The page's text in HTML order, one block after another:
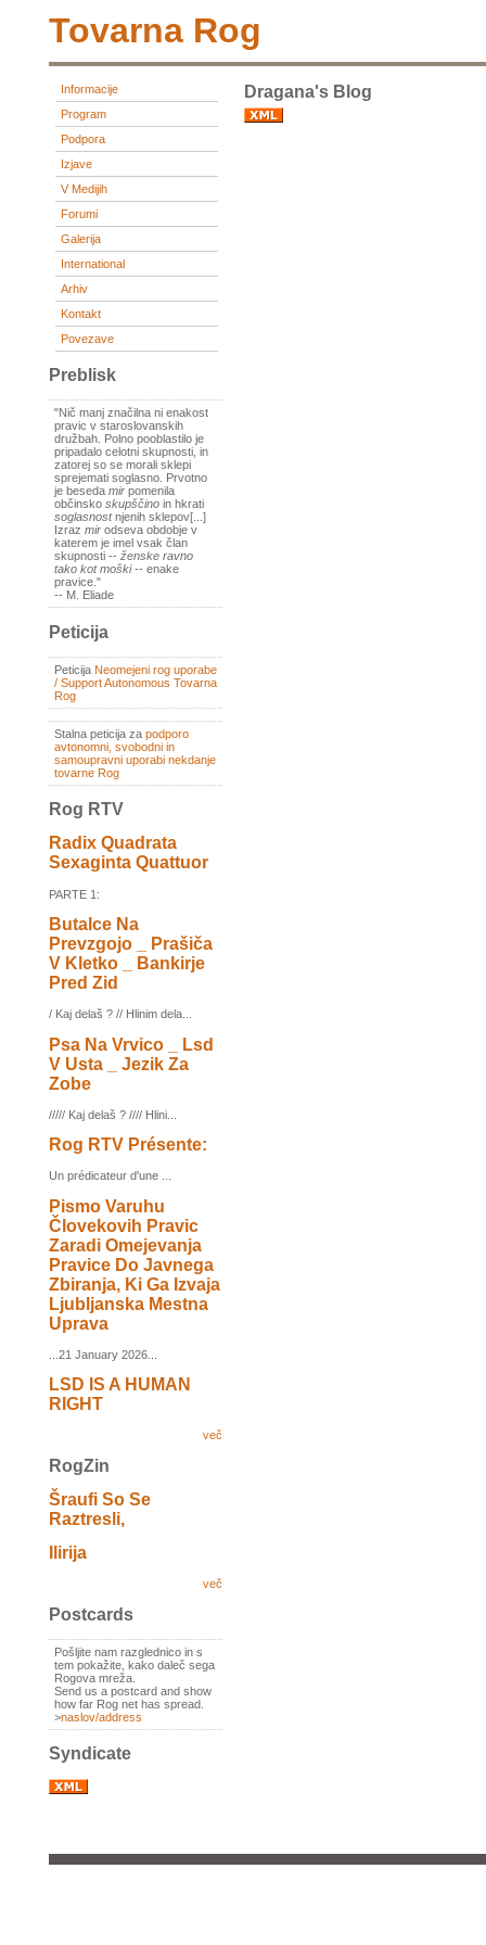
Tovarna Rog
Informacije
Program
Podpora
Izjave
V Medijih
Forumi
Galerija
International
Arhiv
Kontakt
Povezave
Preblisk
"Nič manj značilna ni enakost
pravic v staroslovanskih
družbah. Polno pooblastilo je
pripadalo celotni skupnosti, in
zatorej so se morali sklepi
sprejemati soglasno. Prvotno
je beseda mir pomenila
občinsko skupščino in hkrati
soglasnostnjenih sklepov[...]
Izraz mir odseva obdobje v
katerem je imel vsak član
skupnosti -- ženske ravno
tako kot moški-- enake
pravice."
-- M. Eliade
Peticija
Peticija Neomejeni rog uporabe
/ Support Autonomous Tovarna
Rog
Stalna peticija za podporo
avtonomni, svobodni in
samoupravni uporabi nekdanje
tovarne Rog
Rog RTV
Radix Quadrata
Sexaginta Quattuor
PARTE 1:
Butalce Na
Prevzgojo _ Prašiča
V Kletko _ Bankirje
Pred Zid
/ Kaj delaš ? // Hlinim dela...
Psa Na Vrvico _ Lsd
V Usta _ Jezik Za
Zobe
///// Kaj delaš ? //// Hlini...
Rog RTV Présente:
Un prédicateur d'une ...
Pismo Varuhu
Človekovih Pravic
Zaradi Omejevanja
Pravice Do Javnega
Zbiranja, Ki Ga Izvaja
Ljubljanska Mestna
Uprava
...21 January 2026...
LSD IS A HUMAN
RIGHT
več
RogZin
Šraufi So Se
Raztresli,
Ilirija
več
Postcards
Pošljite nam razglednico in s
tem pokažite, kako daleč sega
Rogova mreža.
Send us a postcard and show
how far Rog net has spread.
>naslov/address
Syndicate
Dragana's Blog